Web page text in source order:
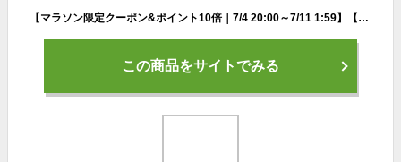
【マラソン限定クーポン&ポイント10倍｜7/4 20:00～7/11 1:59】【送料無料】クリニーク イーブン ベター ラディカル ブライト セラム（30mL） CLINIQUE | 美容液 ギフト イーブンベター スキンケア 化粧品 コスメ 誕生日プレゼント 女性 彼女 妻 母親
この商品をサイトでみる